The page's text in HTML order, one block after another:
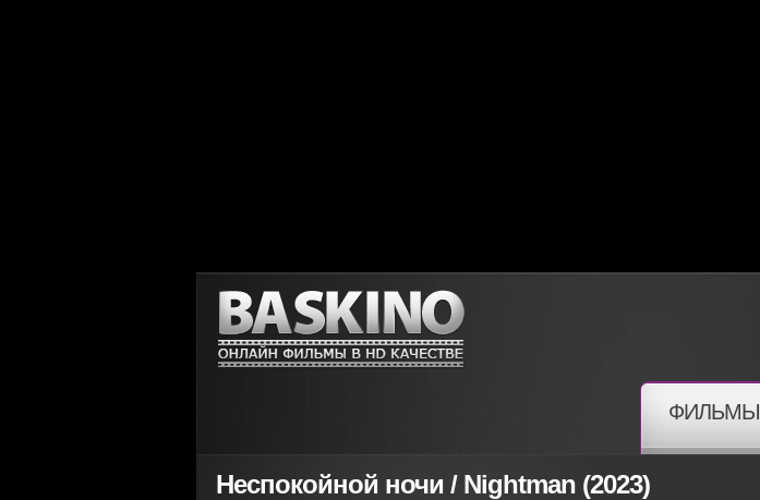
ФИЛЬМЫ
Неспокойной ночи / Nightman (2023)